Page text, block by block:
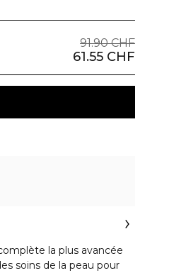
91.90 CHF
61.55 CHF
la plus avancée
soins de la peau pour